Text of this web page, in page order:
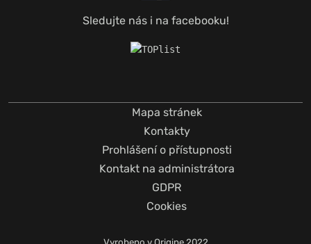
Sledujte nás i na facebooku!
Mapa stránek
Kontakty
Prohlášení o přístupnosti
Kontakt na administrátora
GDPR
Cookies